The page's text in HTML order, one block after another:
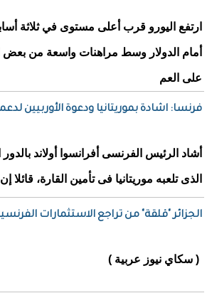
ارتفع اليورو قرب أعلى مستوى في ثلاثة
أمام الدولار وسط مراهنات واسعة من بعض
على العم
فرنسا: اشادة بموريتانيا ودعوة الأوربيين
أشاد الرئيس الفرنسى أفرانسوا أولاند بالدور
الذى تلعبه موريتانيا فى تأمين القارة، قائلا إن
الجزائر "قلقة" من تراجع الاستثمارات
( سكاي نيوز عربية )